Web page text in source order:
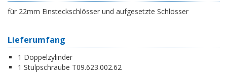
für 22mm Einsteckschlösser und aufgesetzte Schlösser
Lieferumfang
1 Doppelzylinder
1 Stulpschraube T09.623.002.62